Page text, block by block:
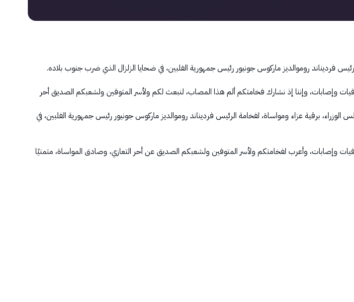
فرديناند روموالديز ماركوس جونيور رئيس جمهورية الفلبين، في ضحايا الزلزال الذي ضرب جنوب بلاده.
وإصابات، وإننا إذ نشارك فخامتكم ألم هذا المصاب، لنبعث لكم ولأسر المتوفين ولشعبكم الصديق أحر
برقية عزاء ومواساة، لفخامة الرئيس فرديناند روموالديز ماركوس جونيور رئيس جمهورية الفلبين، في
وإصابات، وأعرب لفخامتكم ولأسر المتوفين ولشعبكم الصديق عن أحر التعازي، وصادق المواساة، متمنيًا